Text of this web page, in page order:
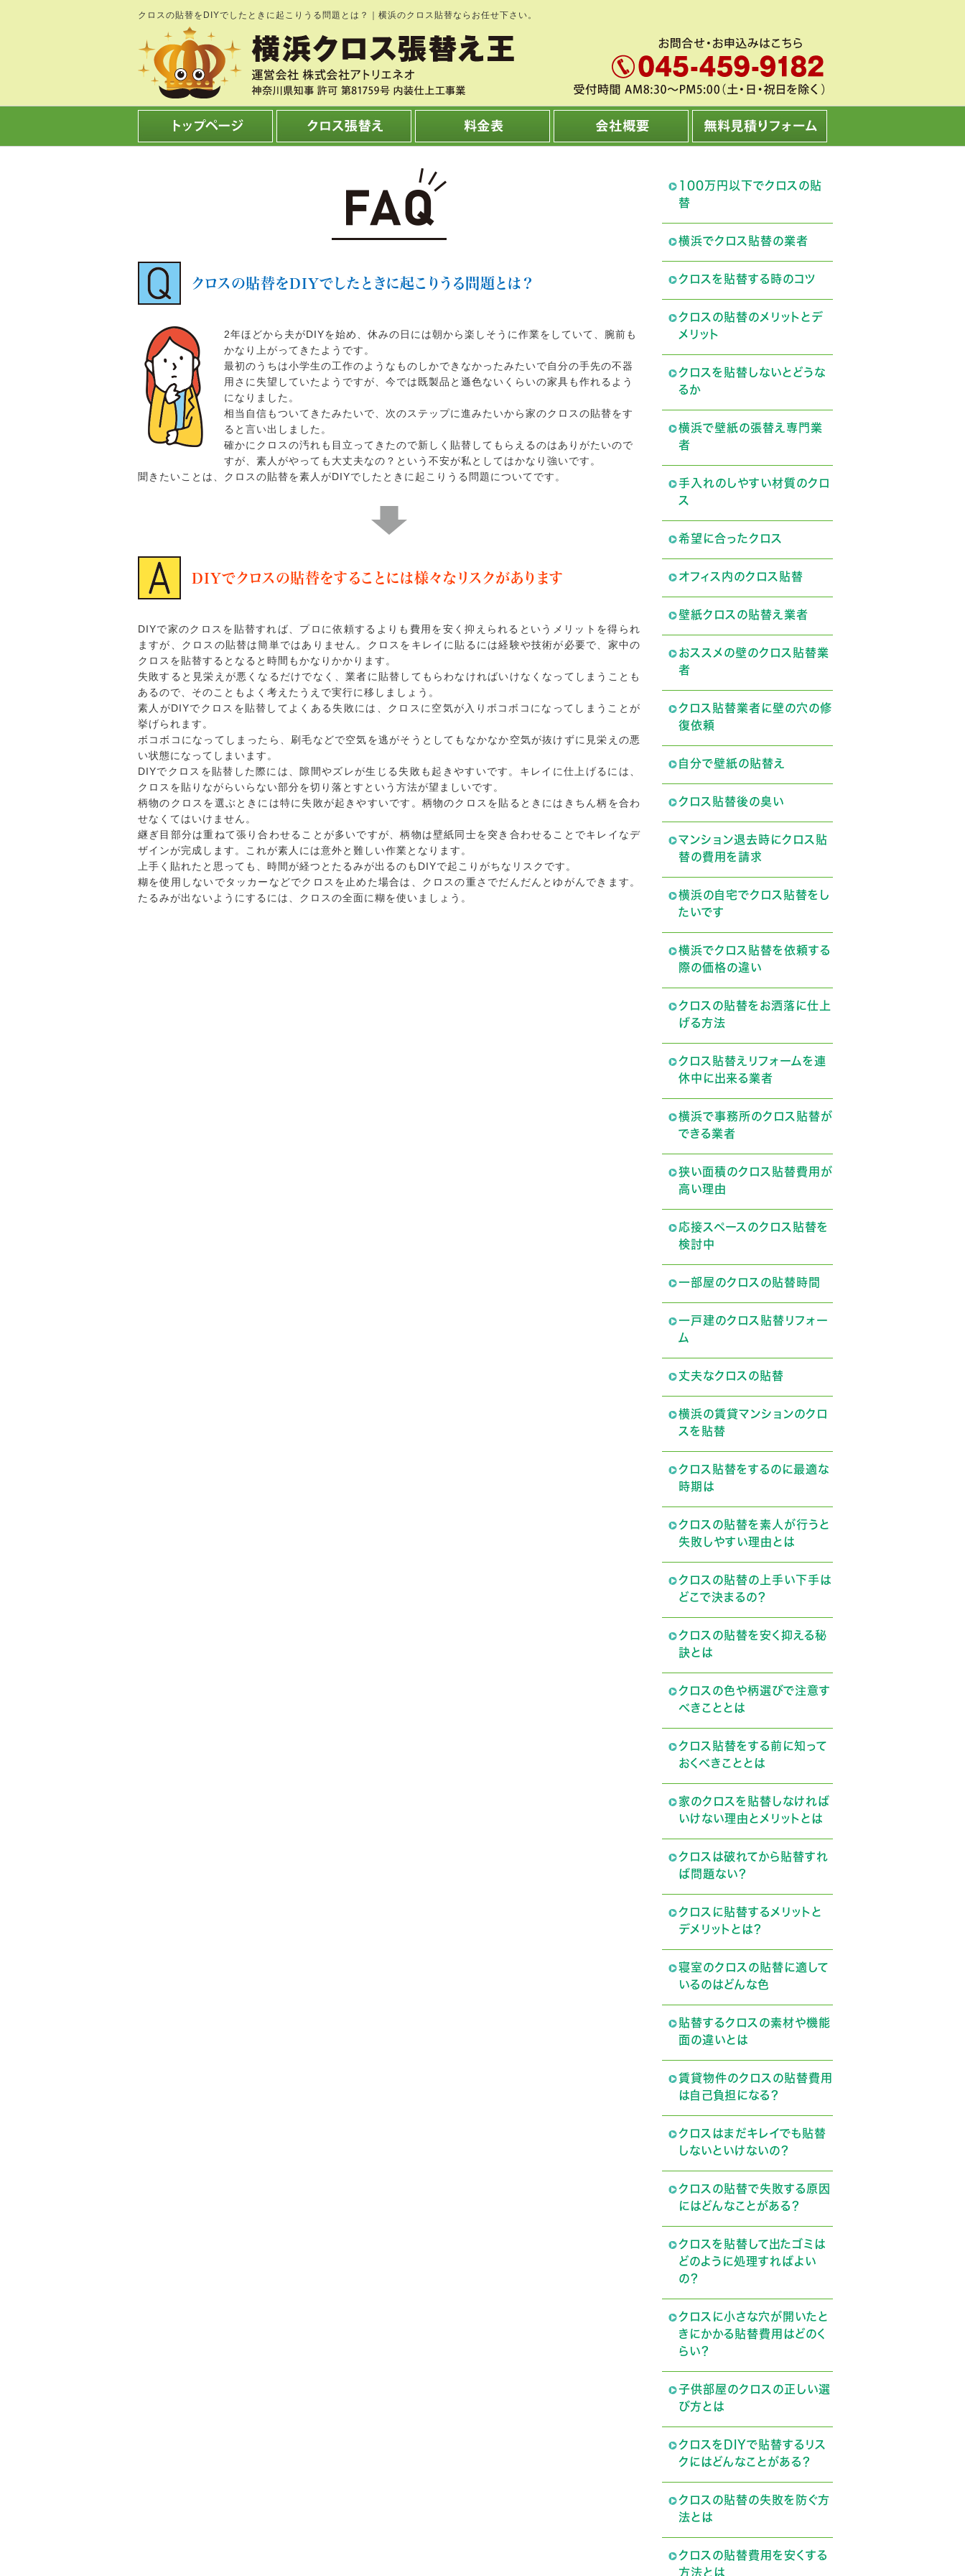
クロスの貼替をDIYでしたときに起こりうる問題とは？｜横浜のクロス貼替ならお任せ下さい。
100万円以下でクロスの貼
替
横浜でクロス貼替の業者
クロスを貼替する時のコツ
クロスの貼替のメリットとデ
メリット
クロスを貼替しないとどうな
るか
横浜で壁紙の張替え専門業
者
手入れのしやすい材質のクロ
ス
希望に合ったクロス
オフィス内のクロス貼替
壁紙クロスの貼替え業者
おススメの壁のクロス貼替業
者
クロス貼替業者に壁の穴の修
復依頼
自分で壁紙の貼替え
クロス貼替後の臭い
マンション退去時にクロス貼
替の費用を請求
横浜の自宅でクロス貼替をし
たいです
横浜でクロス貼替を依頼する
際の価格の違い
クロスの貼替をお洒落に仕上
げる方法
クロス貼替えリフォームを連
休中に出来る業者
横浜で事務所のクロス貼替が
できる業者
狭い面積のクロス貼替費用が
高い理由
応接スペースのクロス貼替を
検討中
一部屋のクロスの貼替時間
一戸建のクロス貼替リフォー
ム
丈夫なクロスの貼替
横浜の賃貸マンションのクロ
スを貼替
クロス貼替をするのに最適な
時期は
クロスの貼替を素人が行うと
失敗しやすい理由とは
クロスの貼替の上手い下手は
どこで決まるの？
クロスの貼替を安く抑える秘
訣とは
クロスの色や柄選びで注意す
べきこととは
クロス貼替をする前に知って
おくべきこととは
家のクロスを貼替しなければ
いけない理由とメリットとは
クロスは破れてから貼替すれ
ば問題ない？
クロスに貼替するメリットと
デメリットとは？
寝室のクロスの貼替に適して
いるのはどんな色
貼替するクロスの素材や機能
面の違いとは
賃貸物件のクロスの貼替費用
は自己負担になる？
クロスはまだキレイでも貼替
しないといけないの？
クロスの貼替で失敗する原因
にはどんなことがある？
クロスを貼替して出たゴミは
どのように処理すればよい
の？
クロスに小さな穴が開いたと
きにかかる貼替費用はどのく
らい？
子供部屋のクロスの正しい選
び方とは
クロスをDIYで貼替するリス
クにはどんなことがある？
クロスの貼替の失敗を防ぐ方
法とは
クロスの貼替費用を安くする
方法とは
クロスの貼替をDIYでしたときに起こりうる問題とは？
2年ほどから夫がDIYを始め、休みの日には朝から楽しそうに作業をしていて、腕前も
かなり上がってきたようです。
最初のうちは小学生の工作のようなものしかできなかったみたいで自分の手先の不器
用さに失望していたようですが、今では既製品と遜色ないくらいの家具も作れるよう
になりました。
相当自信もついてきたみたいで、次のステップに進みたいから家のクロスの貼替をす
ると言い出しました。
確かにクロスの汚れも目立ってきたので新しく貼替してもらえるのはありがたいので
すが、素人がやっても大丈夫なの？という不安が私としてはかなり強いです。
聞きたいことは、クロスの貼替を素人がDIYでしたときに起こりうる問題についてです。
DIYでクロスの貼替をすることには様々なリスクがあります
DIYで家のクロスを貼替すれば、プロに依頼するよりも費用を安く抑えられるというメリットを得られ
ますが、クロスの貼替は簡単ではありません。クロスをキレイに貼るには経験や技術が必要で、家中の
クロスを貼替するとなると時間もかなりかかります。
失敗すると見栄えが悪くなるだけでなく、業者に貼替してもらわなければいけなくなってしまうことも
あるので、そのこともよく考えたうえで実行に移しましょう。
素人がDIYでクロスを貼替してよくある失敗には、クロスに空気が入りボコボコになってしまうことが
挙げられます。
ボコボコになってしまったら、刷毛などで空気を逃がそうとしてもなかなか空気が抜けずに見栄えの悪
い状態になってしまいます。
DIYでクロスを貼替した際には、隙間やズレが生じる失敗も起きやすいです。キレイに仕上げるには、
クロスを貼りながらいらない部分を切り落とすという方法が望ましいです。
柄物のクロスを選ぶときには特に失敗が起きやすいです。柄物のクロスを貼るときにはきちん柄を合わ
せなくてはいけません。
継ぎ目部分は重ねて張り合わせることが多いですが、柄物は壁紙同士を突き合わせることでキレイなデ
ザインが完成します。これが素人には意外と難しい作業となります。
上手く貼れたと思っても、時間が経つとたるみが出るのもDIYで起こりがちなリスクです。
糊を使用しないでタッカーなどでクロスを止めた場合は、クロスの重さでだんだんとゆがんできます。
たるみが出ないようにするには、クロスの全面に糊を使いましょう。